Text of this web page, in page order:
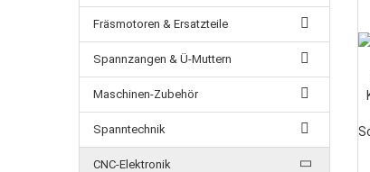
Fräsmotoren & Ersatzteile
Spannzangen & Ü-Muttern
Maschinen-Zubehör
Spanntechnik
CNC-Elektronik